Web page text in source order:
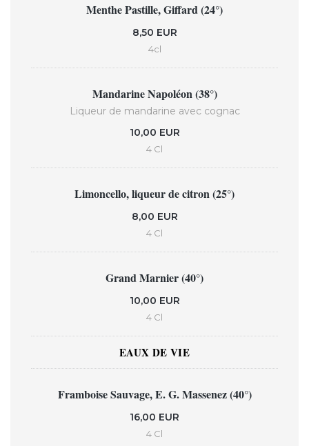
Menthe Pastille, Giffard (24°)
8,50 EUR
4cl
Mandarine Napoléon (38°)
Liqueur de mandarine avec cognac
10,00 EUR
4 Cl
Limoncello, liqueur de citron (25°)
8,00 EUR
4 Cl
Grand Marnier (40°)
10,00 EUR
4 Cl
EAUX DE VIE
Framboise Sauvage, E. G. Massenez (40°)
16,00 EUR
4 Cl